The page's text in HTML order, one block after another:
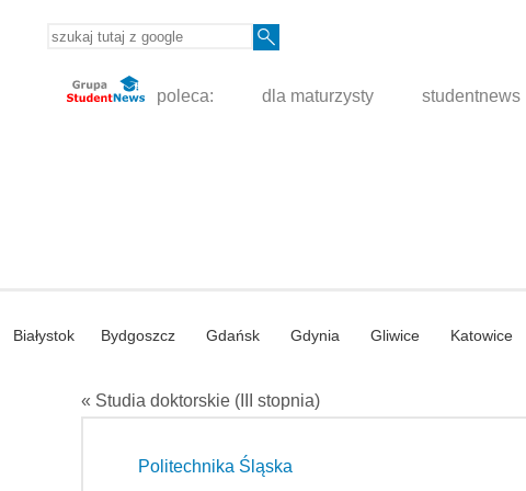
poleca: dla maturzysty studentnews
Białystok Bydgoszcz Gdańsk Gdynia Gliwice Katowice
« Studia doktorskie (III stopnia)
Politechnika Śląska